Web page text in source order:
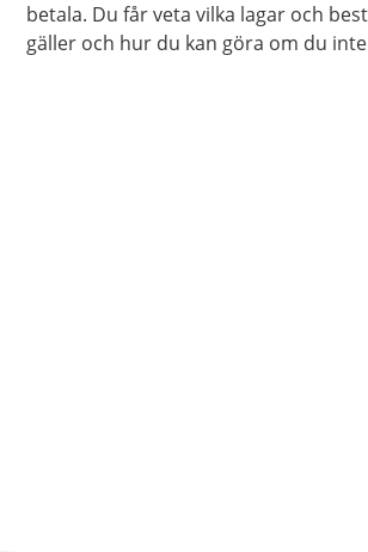
betala. Du får veta vilka lagar och bestämmelser som
gäller och hur du kan göra om du inte är nöjd med